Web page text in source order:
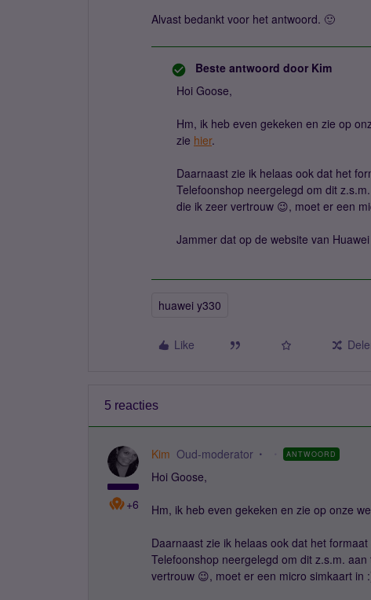
Alvast bedankt voor het antwoord. 🙂
Beste antwoord door Kim
Hoi Goose,
Hm, ik heb even gekeken en zie op
zie hier.
Daarnaast zie ik helaas ook dat het
Telefoonshop neergelegd om dit
die ik zeer vertrouw 😉, moet er een
Jammer dat op de website van
huawei y330
Like
5 reacties
+6
Kim Oud-moderator ANTWOORD
Hoi Goose,
Hm, ik heb even gekeken en zie op onze
Daarnaast zie ik helaas ook dat het
Telefoonshop neergelegd om dit z.s.m.
vertrouw 😉, moet er een micro simkaart in